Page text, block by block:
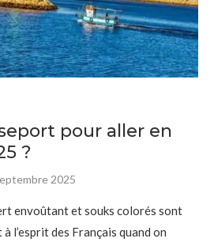
pour aller en
?
2025
envoûtant et souks colorés sont
l’esprit des Français quand on